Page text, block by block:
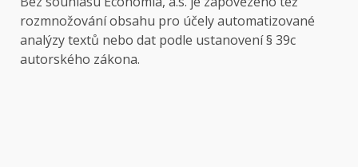
rozmnožování obsahu pro účely automatizované
analýzy textů nebo dat podle ustanovení § 39c
autorského zákona.